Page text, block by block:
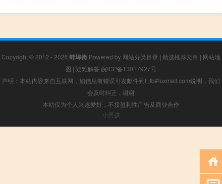
Copyright © 2012 - 2026 蚌埠街 Powered by 网站分类目录 | 精选推荐文章 | 网站地
图 | 疑难解答 皖ICP备13017927号
声明：本站内容来自互联网，如信息有错误可发邮件到f_fb#foxmail.com说明，我们
会及时纠正，谢谢
本站仅为个人兴趣爱好，不接盈利性广告及商业合作
小男孩